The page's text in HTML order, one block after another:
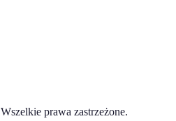
Wszelkie prawa zastrzeżone.